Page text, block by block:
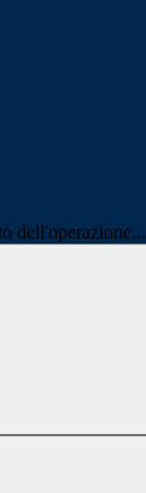
dell'operazione...